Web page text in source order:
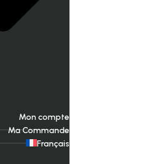
Mon compte
Ma Commande
Français